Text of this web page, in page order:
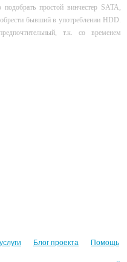
простой винчестер SATA,
бывший в употреблении HDD.
т.к. со временем
Блог проекта Помощь